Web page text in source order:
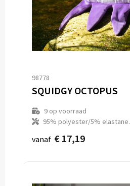
98778
SQUIDGY OCTOPUS
9op voorraad
95% polyester/5% elastane.
vanaf € 17,19